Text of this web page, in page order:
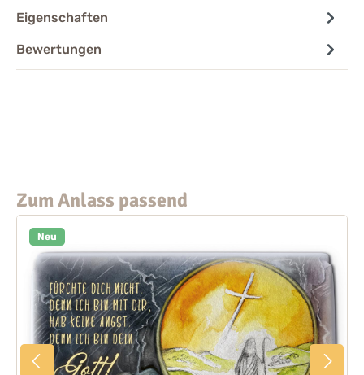
Eigenschaften
Bewertungen
Zum Anlass passend
Neu